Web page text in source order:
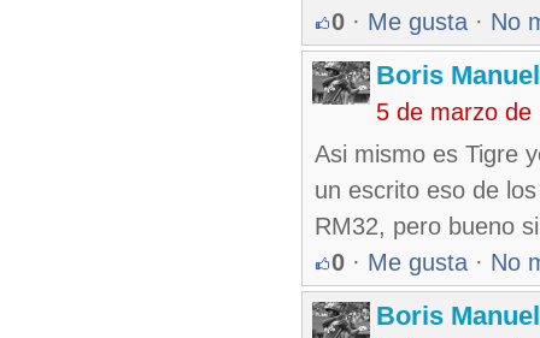
0 · Me gusta · No
Boris
5 de marzo de
Asi mismo es Tigre
un escrito eso de
RM32, pero bueno
0 · Me gusta · No
Boris